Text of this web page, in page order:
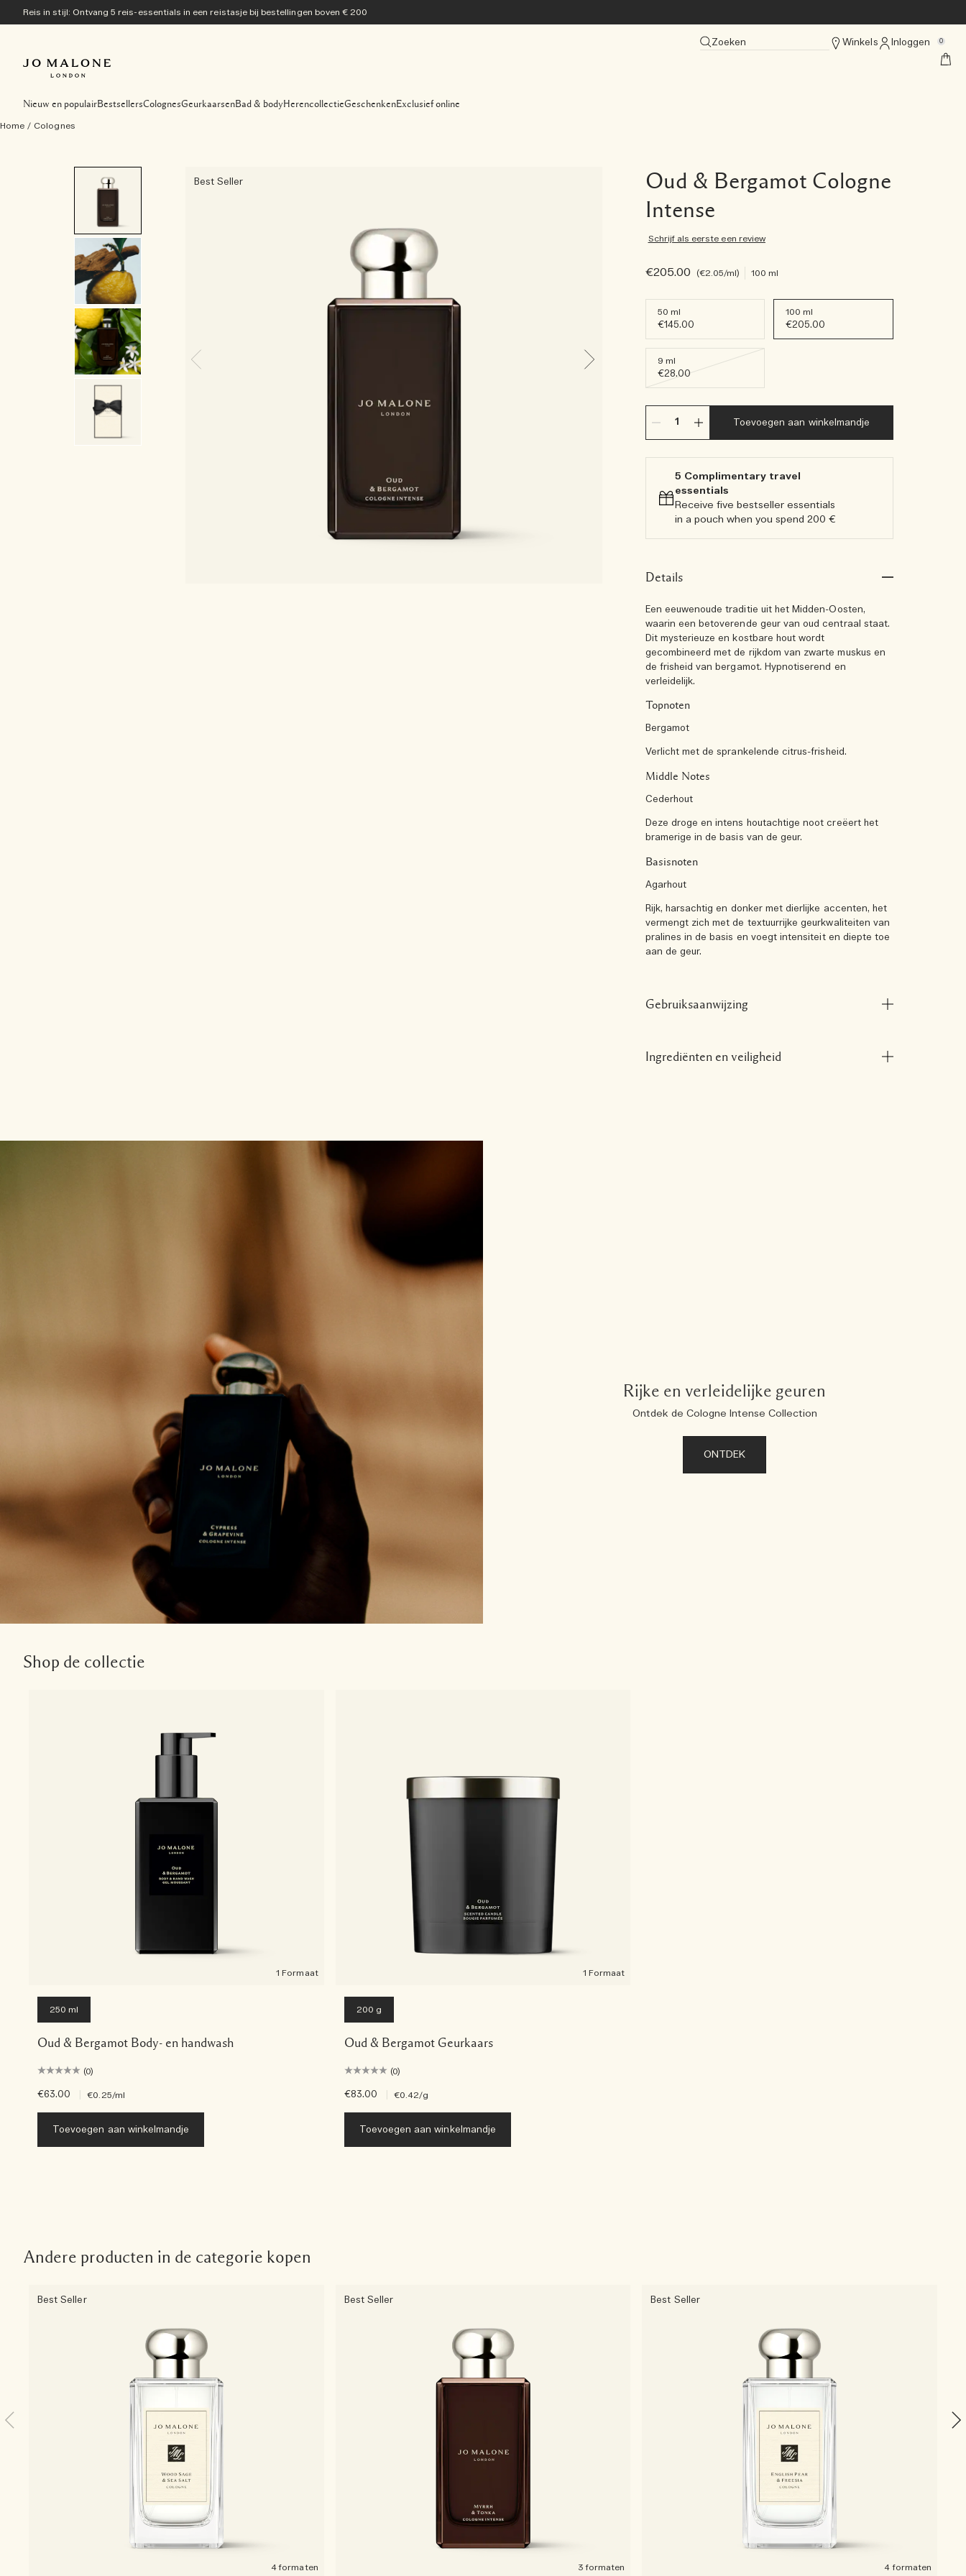
Reis in stijl: Ontvang 5 reis-essentials in een reistasje bij bestellingen boven € 200
Zoeken Winkels Inloggen 0
Nieuw en populairBestsellersColognesGeurkaarsenBad & bodyHerencollectieGeschenkenExclusief online
Home / Colognes
Oud & Bergamot Cologne
Intense
Schrijf als eerste een review
Best Seller
€205.00 €2.05/ml 100 ml
50 ml
€145.00
100 ml
€205.00
9 ml
€28.00
Toevoegen aan winkelmandje
5 Complimentary travel
essentials​
Receive five bestseller essentials
in a pouch when you spend 200 €
Details
Een eeuwenoude traditie uit het Midden-Oosten,
waarin een betoverende geur van oud centraal staat.
Dit mysterieuze en kostbare hout wordt
gecombineerd met de rijkdom van zwarte muskus en
de frisheid van bergamot. Hypnotiserend en
verleidelijk.
Topnoten
Bergamot
Verlicht met de sprankelende citrus-frisheid.
Middle Notes
Cederhout
Deze droge en intens houtachtige noot creëert het
bramerige in de basis van de geur.
Basisnoten
Agarhout
Rijk, harsachtig en donker met dierlijke accenten, het
vermengt zich met de textuurrijke geurkwaliteiten van
pralines in de basis en voegt intensiteit en diepte toe
aan de geur.
Gebruiksaanwijzing
Ingrediënten en veiligheid
Rijke en verleidelijke geuren
Ontdek de Cologne Intense Collection
ONTDEK
Shop de collectie
1 Formaat
250 ml
Oud & Bergamot Body- en handwash
(0)
€63.00 €0.25/ml
Toevoegen aan winkelmandje
1 Formaat
200 g
Oud & Bergamot Geurkaars
(0)
€83.00 €0.42/g
Toevoegen aan winkelmandje
Andere producten in de categorie kopen
Best Seller
4 formaten
Best Seller
3 formaten
Best Seller
4 formaten